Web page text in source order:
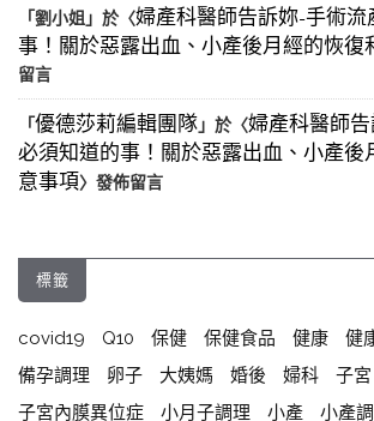
「劉小姐」於〈婦產科醫師告訴妳-手術
事！關於惡露出血、小產後月經的恢復
留言
「優德莎莉編輯團隊」於〈婦產科醫師
必須知道的事！關於惡露出血、小產後
意事項〉發佈留言
標籤
covid19 Q10 保健 保健食品 健康 健
備孕調理
卵子 大姨媽 婚後 婦科
子宮
子宮內膜異位症
小月子調理 小產 小產